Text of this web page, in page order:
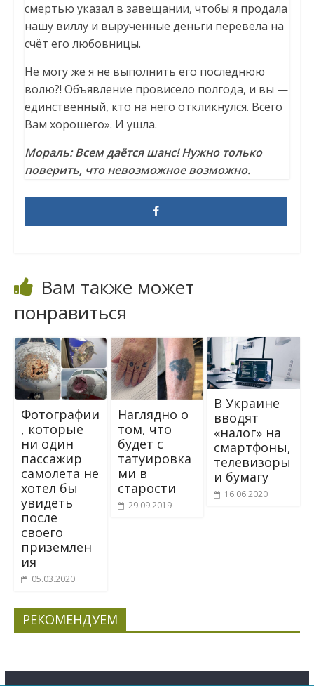
смертью указал в завещании, чтобы я продала
нашу виллу и вырученные деньги перевела на
счёт его любовницы.
Не могу же я не выполнить его последнюю
волю?! Объявление провисело полгода, и вы —
единственный, кто на него откликнулся. Всего
Вам хорошего». И ушла.
Мораль: Всем даётся шанс! Нужно только
поверить, что невозможное возможно.
Вам также может
понравиться
Фотографии
, которые
ни один
пассажир
самолета не
хотел бы
увидеть
после
своего
приземлен
ия
05.03.2020
Наглядно о
том, что
будет с
татуировка
ми в
старости
29.09.2019
В Украине
вводят
«налог» на
смартфоны,
телевизоры
и бумагу
16.06.2020
РЕКОМЕНДУЕМ